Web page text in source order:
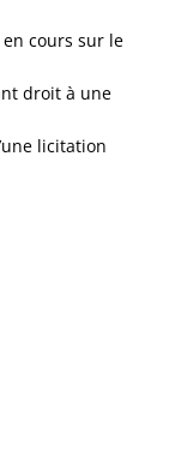
cours sur le
droit à une
licitation